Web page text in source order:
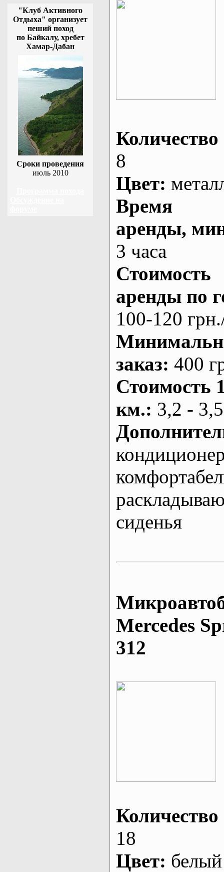
"Клуб Активного
Отдыха" организует
пеший поход
по Байкалу, хребет
Хамар-Дабан
Сроки проведения
июль 2010
Количество
8
Цвет:
Время
аренды,
3 часа
Стоимость
аренды по
100-120
заказ: 400
Стоимость
км.: 3,2 -
сиденья
Mеrcedes
312
Количество
18
Цвет: белый